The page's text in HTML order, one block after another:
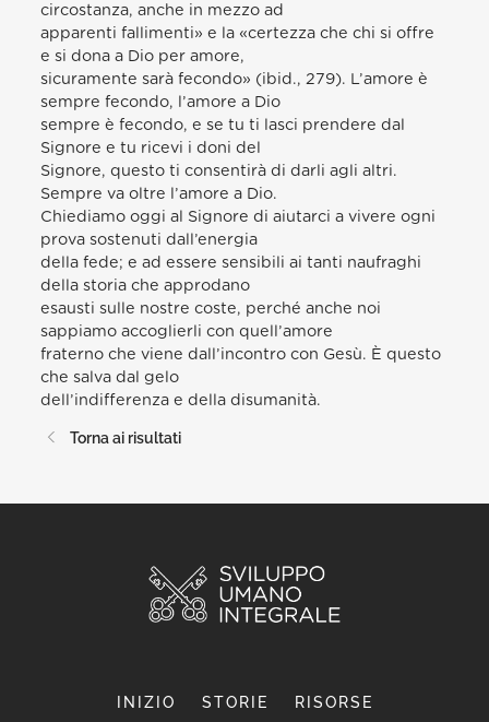
circostanza, anche in mezzo ad
apparenti fallimenti» e la «certezza che chi si offre
e si dona a Dio per amore,
sicuramente sarà fecondo» (ibid., 279). L’amore è
sempre fecondo, l’amore a Dio
sempre è fecondo, e se tu ti lasci prendere dal
Signore e tu ricevi i doni del
Signore, questo ti consentirà di darli agli altri.
Sempre va oltre l’amore a Dio.
Chiediamo oggi al Signore di aiutarci a vivere ogni
prova sostenuti dall’energia
della fede; e ad essere sensibili ai tanti naufraghi
della storia che approdano
esausti sulle nostre coste, perché anche noi
sappiamo accoglierli con quell’amore
fraterno che viene dall’incontro con Gesù. È questo
che salva dal gelo
dell’indifferenza e della disumanità.
Torna ai risultati
INIZIO STORIE RISORSE